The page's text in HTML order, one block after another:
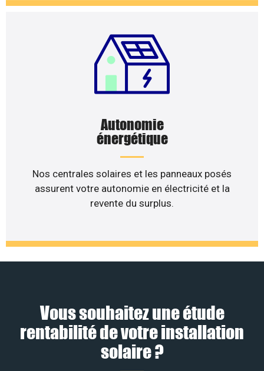
Autonomie
énergétique
Nos centrales solaires et les panneaux posés
assurent votre autonomie en électricité et la
revente du surplus.
Vous souhaitez une étude
rentabilité de votre installation
solaire ?